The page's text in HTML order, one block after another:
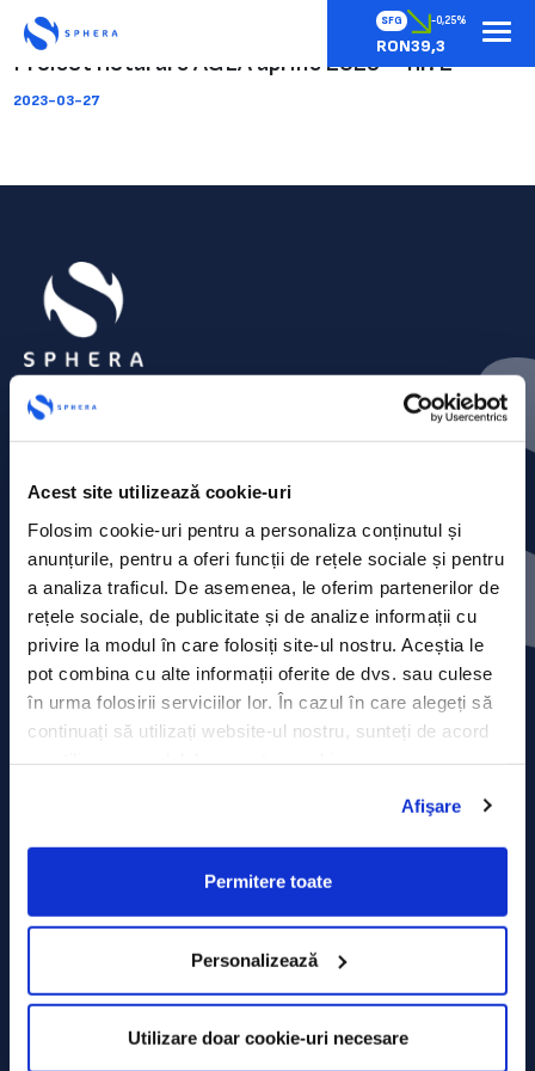
Acest site utilizează cookie-uri
Folosim cookie-uri pentru a personaliza conținutul și
anunțurile, pentru a oferi funcții de rețele sociale și pentru
a analiza traficul. De asemenea, le oferim partenerilor de
rețele sociale, de publicitate și de analize informații cu
privire la modul în care folosiți site-ul nostru. Aceștia le
pot combina cu alte informații oferite de dvs. sau culese
în urma folosirii serviciilor lor. În cazul în care alegeți să
continuați să utilizați website-ul nostru, sunteți de acord
Afişare
Permitere toate
Personalizează
Utilizare doar cookie-uri necesare
SFG -0,25%
RON39,3
Proiect hotarare AGEA aprilie 2023 – nr. 2
2023-03-27
Contact
Comunicate de presă
Politica de confidențialitate
Politica de prelucrare a datelor
Declarația Cookie